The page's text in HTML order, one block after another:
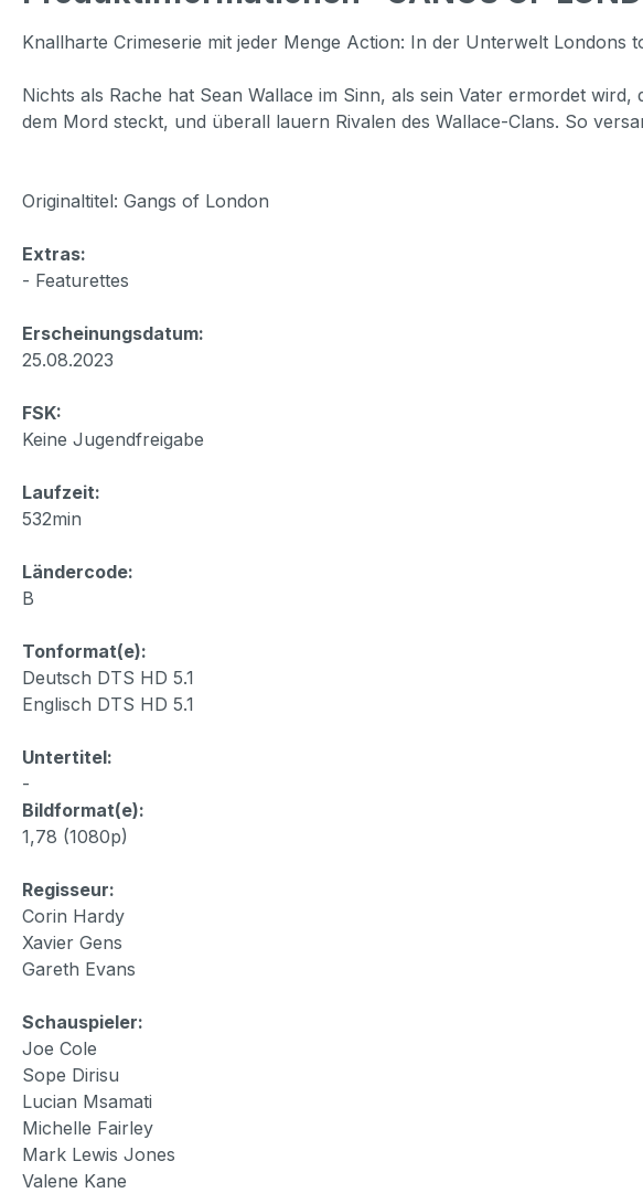
Knallharte Crimeserie mit jeder Menge Action: In der Unterwelt Londons
Nichts als Rache hat Sean Wallace im Sinn, als sein Vater ermordet
dem Mord steckt, und überall lauern Rivalen des Wallace-Clans. So
Originaltitel: Gangs of London
Extras:
- Featurettes
Erscheinungsdatum:
25.08.2023
FSK:
Keine Jugendfreigabe
Laufzeit:
532min
Ländercode:
B
Tonformat(e):
Deutsch DTS HD 5.1
Englisch DTS HD 5.1
Untertitel:
-
Bildformat(e):
1,78 (1080p)
Regisseur:
Corin Hardy
Xavier Gens
Gareth Evans
Schauspieler:
Joe Cole
Sope Dirisu
Lucian Msamati
Michelle Fairley
Mark Lewis Jones
Valene Kane